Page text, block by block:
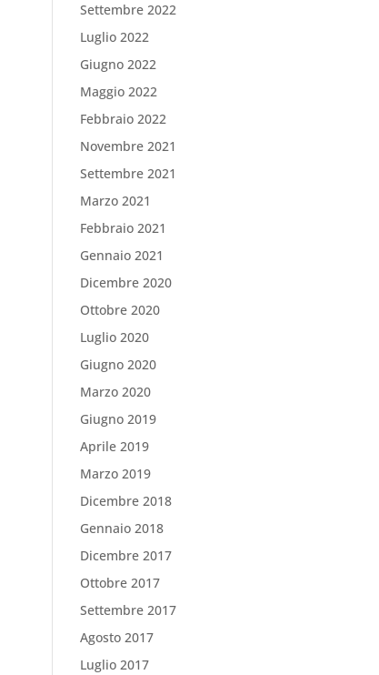
Settembre 2022
Luglio 2022
Giugno 2022
Maggio 2022
Febbraio 2022
Novembre 2021
Settembre 2021
Marzo 2021
Febbraio 2021
Gennaio 2021
Dicembre 2020
Ottobre 2020
Luglio 2020
Giugno 2020
Marzo 2020
Giugno 2019
Aprile 2019
Marzo 2019
Dicembre 2018
Gennaio 2018
Dicembre 2017
Ottobre 2017
Settembre 2017
Agosto 2017
Luglio 2017